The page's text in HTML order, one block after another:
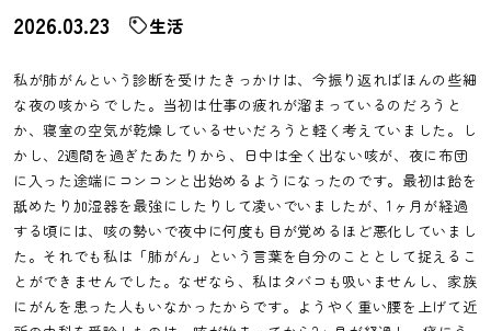
2026.03.23 生活
私が肺がんという診断を受けたきっかけは、今振り返ればほんの些細
な夜の咳からでした。当初は仕事の疲れが溜まっているのだろうと
か、寝室の空気が乾燥しているせいだろうと軽く考えていました。し
かし、2週間を過ぎたあたりから、日中は全く出ない咳が、夜に布団
に入った途端にコンコンと出始めるようになったのです。最初は飴を
舐めたり加湿器を最強にしたりして凌いでいましたが、1ヶ月が経過
する頃には、咳の勢いで夜中に何度も目が覚めるほど悪化していまし
た。それでも私は「肺がん」という言葉を自分のこととして捉えるこ
とができませんでした。なぜなら、私はタバコも吸いませんし、家族
にがんを患った人もいなかったからです。ようやく重い腰を上げて近